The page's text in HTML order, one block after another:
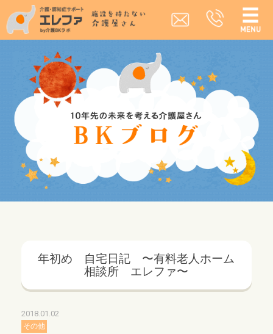
年初め 自宅日記 〜有料老人ホーム
相談所 エレファ〜
2018.01.02
その他